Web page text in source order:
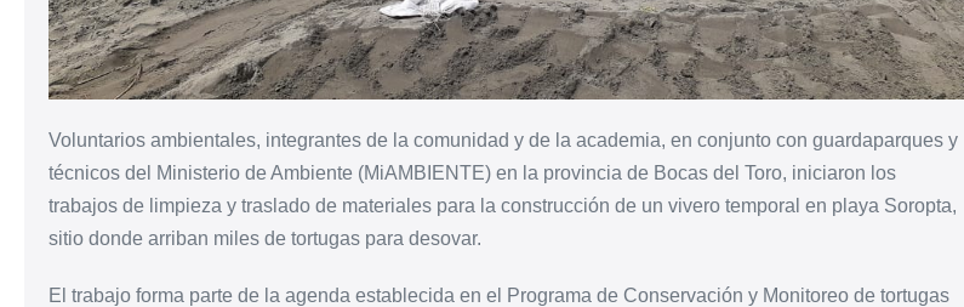
Voluntarios ambientales, integrantes de la comunidad y de la academia, en conjunto con guardaparques y
técnicos del Ministerio de Ambiente (MiAMBIENTE) en la provincia de Bocas del Toro, iniciaron los
trabajos de limpieza y traslado de materiales para la construcción de un vivero temporal en playa Soropta,
sitio donde arriban miles de tortugas para desovar.
El trabajo forma parte de la agenda establecida en el Programa de Conservación y Monitoreo de tortugas